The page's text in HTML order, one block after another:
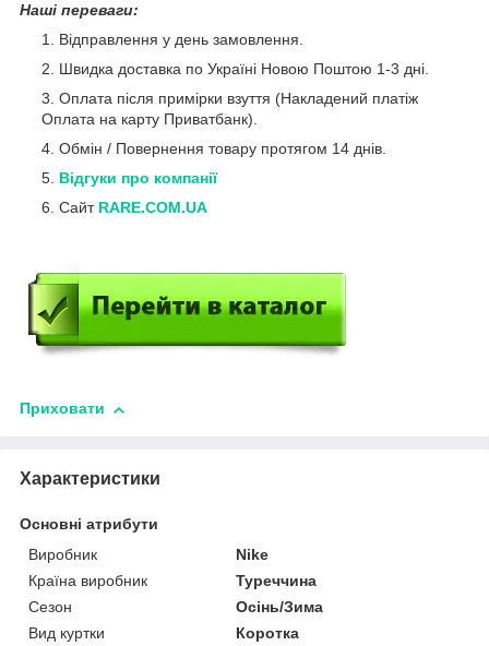
Наші переваги:
Відправлення у день замовлення.
Швидка доставка по Україні Новою Поштою 1-3 дні.
Оплата після примірки взуття (Накладений платіж
Оплата на карту Приватбанк).
Обмін / Повернення товару протягом 14 днів.
Відгуки про компанії
Сайт RARE.COM.UA
Приховати
Характеристики
Основні атрибути
Виробник
Nike
Країна виробник
Туреччина
Сезон
Осінь/Зима
Вид куртки
Коротка